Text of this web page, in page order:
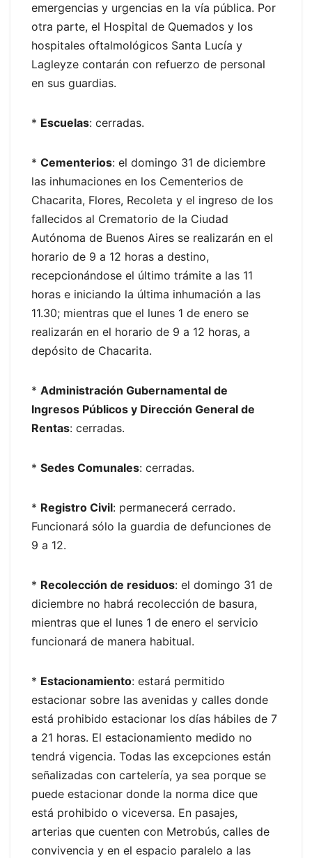
emergencias y urgencias en la vía pública. Por
otra parte, el Hospital de Quemados y los
hospitales oftalmológicos Santa Lucía y
Lagleyze contarán con refuerzo de personal
en sus guardias.
* Escuelas: cerradas.
* Cementerios: el domingo 31 de diciembre
las inhumaciones en los Cementerios de
Chacarita, Flores, Recoleta y el ingreso de los
fallecidos al Crematorio de la Ciudad
Autónoma de Buenos Aires se realizarán en el
horario de 9 a 12 horas a destino,
recepcionándose el último trámite a las 11
horas e iniciando la última inhumación a las
11.30; mientras que el lunes 1 de enero se
realizarán en el horario de 9 a 12 horas, a
depósito de Chacarita.
* Administración Gubernamental de
Ingresos Públicos y Dirección General de
Rentas: cerradas.
* Sedes Comunales: cerradas.
* Registro Civil: permanecerá cerrado.
Funcionará sólo la guardia de defunciones de
9 a 12.
* Recolección de residuos: el domingo 31 de
diciembre no habrá recolección de basura,
mientras que el lunes 1 de enero el servicio
funcionará de manera habitual.
* Estacionamiento: estará permitido
estacionar sobre las avenidas y calles donde
está prohibido estacionar los días hábiles de 7
a 21 horas. El estacionamiento medido no
tendrá vigencia. Todas las excepciones están
señalizadas con cartelería, ya sea porque se
puede estacionar donde la norma dice que
está prohibido o viceversa. En pasajes,
arterias que cuenten con Metrobús, calles de
convivencia y en el espacio paralelo a las